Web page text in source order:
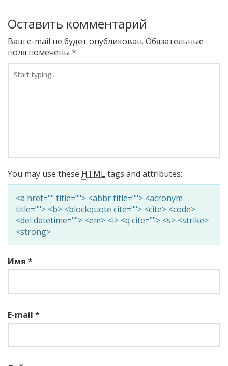
Оставить комментарий
Ваш e-mail не будет опубликован. Обязательные
поля помечены *
You may use these HTMLtags and attributes:
<a href="" title=""> <abbr title=""> <acronym
title=""> <b> <blockquote cite=""> <cite> <code>
<del datetime=""> <em> <i> <q cite=""> <s> <strike>
<strong>
Имя *
E-mail *